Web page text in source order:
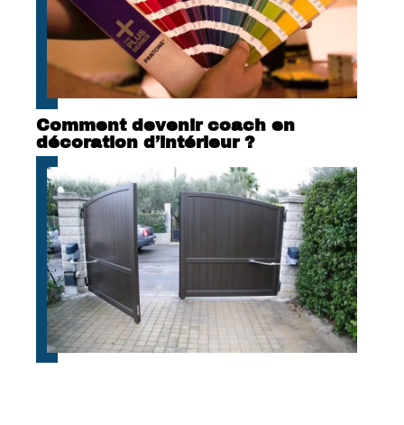
Comment devenir coach en
décoration d’intérieur ?